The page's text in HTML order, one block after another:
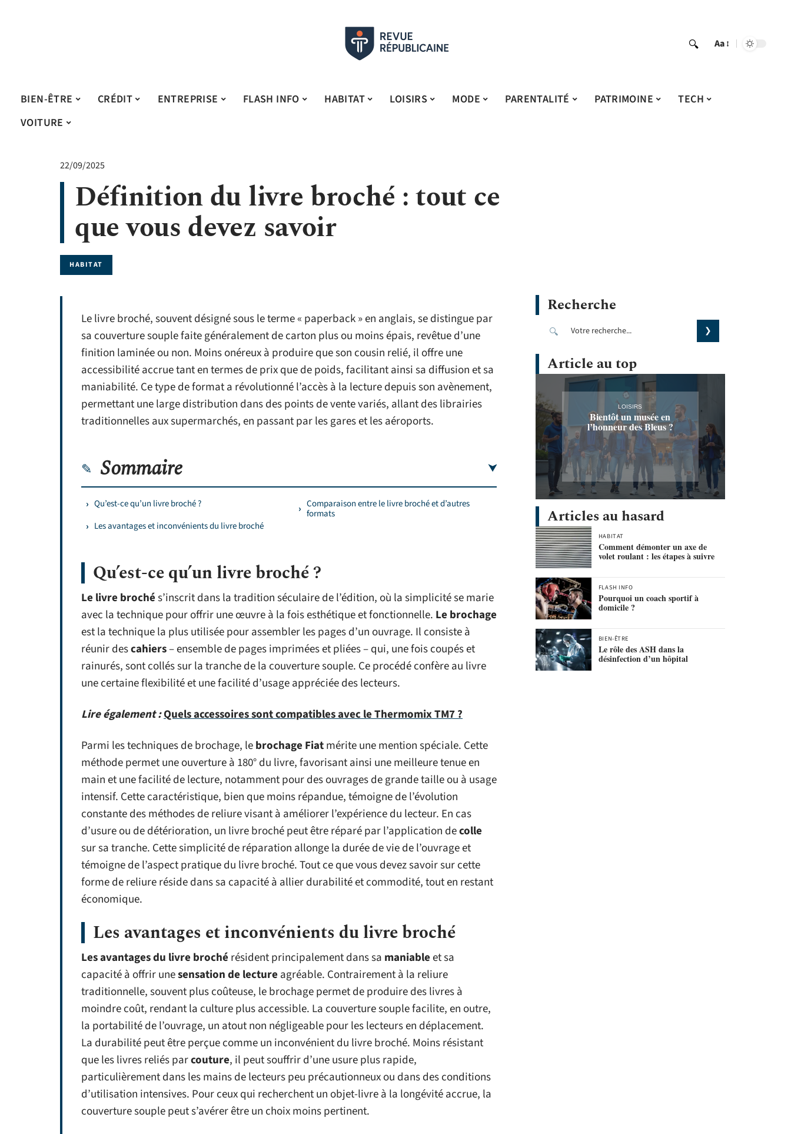
Aa
BIEN-ÊTRE CRÉDIT ENTREPRISE FLASH INFO HABITAT LOISIRS MODE PARENTALITÉ PATRIMOINE
TECH
VOITURE
22/09/2025
Définition du livre broché : tout ce
que vous devez savoir
HABITAT
Le livre broché, souvent désigné sous le terme « paperback » en anglais, se distingue par
sa couverture souple faite généralement de carton plus ou moins épais, revêtue d’une
finition laminée ou non. Moins onéreux à produire que son cousin relié, il offre une
accessibilité accrue tant en termes de prix que de poids, facilitant ainsi sa diffusion et sa
maniabilité. Ce type de format a révolutionné l’accès à la lecture depuis son avènement,
permettant une large distribution dans des points de vente variés, allant des librairies
traditionnelles aux supermarchés, en passant par les gares et les aéroports.
Sommaire
Qu’est-ce qu’un livre broché ?
Les avantages et inconvénients du livre broché
Comparaison entre le livre broché et d’autres
formats
Qu’est-ce qu’un livre broché ?
Le livre brochés’inscrit dans la tradition séculaire de l’édition, où la simplicité se marie
avec la technique pour offrir une œuvre à la fois esthétique et fonctionnelle. Le brochage
est la technique la plus utilisée pour assembler les pages d’un ouvrage. Il consiste à
réunir descahiers– ensemble de pages imprimées et pliées – qui, une fois coupés et
rainurés, sont collés sur la tranche de la couverture souple. Ce procédé confère au livre
une certaine flexibilité et une facilité d’usage appréciée des lecteurs.
Lire également :Quels accessoires sont compatibles avec le Thermomix TM7 ?
Parmi les techniques de brochage, lebrochage Fiatmérite une mention spéciale. Cette
méthode permet une ouverture à 180° du livre, favorisant ainsi une meilleure tenue en
main et une facilité de lecture, notamment pour des ouvrages de grande taille ou à usage
intensif. Cette caractéristique, bien que moins répandue, témoigne de l’évolution
constante des méthodes de reliure visant à améliorer l’expérience du lecteur. En cas
d’usure ou de détérioration, un livre broché peut être réparé par l’application decolle
sur sa tranche. Cette simplicité de réparation allonge la durée de vie de l’ouvrage et
témoigne de l’aspect pratique du livre broché. Tout ce que vous devez savoir sur cette
forme de reliure réside dans sa capacité à allier durabilité et commodité, tout en restant
économique.
Les avantages et inconvénients du livre broché
Les avantages du livre broché résident principalement dans sa maniableet sa
capacité à offrir unesensation de lecture agréable. Contrairement à la reliure
traditionnelle, souvent plus coûteuse, le brochage permet de produire des livres à
moindre coût, rendant la culture plus accessible. La couverture souple facilite, en outre,
la portabilité de l’ouvrage, un atout non négligeable pour les lecteurs en déplacement.
La durabilité peut être perçue comme un inconvénient du livre broché. Moins résistant
que les livres reliés parcouture, il peut souffrir d’une usure plus rapide,
particulièrement dans les mains de lecteurs peu précautionneux ou dans des conditions
d’utilisation intensives. Pour ceux qui recherchent un objet-livre à la longévité accrue, la
couverture souple peut s’avérer être un choix moins pertinent.
Recherche
Article au top
LOISIRS
Bientôt un musée en
l’honneur des Bleus ?
Articles au hasard
HABITAT
Comment démonter un axe de
volet roulant : les étapes à suivre
FLASH INFO
Pourquoi un coach sportif à
domicile ?
BIEN-ÊTRE
Le rôle des ASH dans la
désinfection d’un hôpital